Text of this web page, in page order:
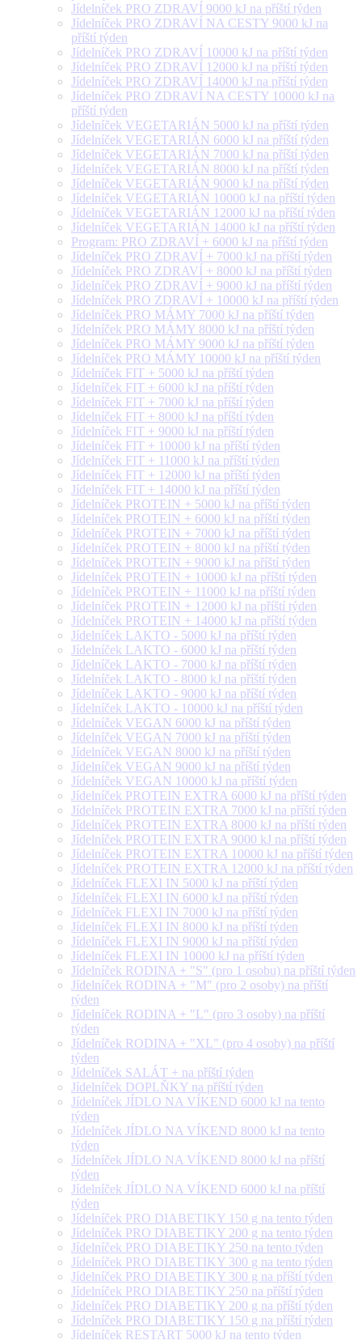
Jídelníček PRO ZDRAVÍ 9000 kJ na příští týden
Jídelníček PRO ZDRAVÍ NA CESTY 9000 kJ na
příští týden
Jídelníček PRO ZDRAVÍ 10000 kJ na příští týden
Jídelníček PRO ZDRAVÍ 12000 kJ na příští týden
Jídelníček PRO ZDRAVÍ 14000 kJ na příští týden
Jídelníček PRO ZDRAVÍ NA CESTY 10000 kJ na
příští týden
Jídelníček VEGETARIÁN 5000 kJ na příští týden
Jídelníček VEGETARIÁN 6000 kJ na příští týden
Jídelníček VEGETARIÁN 7000 kJ na příští týden
Jídelníček VEGETARIÁN 8000 kJ na příští týden
Jídelníček VEGETARIÁN 9000 kJ na příští týden
Jídelníček VEGETARIÁN 10000 kJ na příští týden
Jídelníček VEGETARIÁN 12000 kJ na příští týden
Jídelníček VEGETARIÁN 14000 kJ na příští týden
Program: PRO ZDRAVÍ + 6000 kJ na příští týden
Jídelníček PRO ZDRAVÍ + 7000 kJ na příští týden
Jídelníček PRO ZDRAVÍ + 8000 kJ na příští týden
Jídelníček PRO ZDRAVÍ + 9000 kJ na příští týden
Jídelníček PRO ZDRAVÍ + 10000 kJ na příští týden
Jídelníček PRO MÁMY 7000 kJ na příští týden
Jídelníček PRO MÁMY 8000 kJ na příští týden
Jídelníček PRO MÁMY 9000 kJ na příští týden
Jídelníček PRO MÁMY 10000 kJ na příští týden
Jídelníček FIT + 5000 kJ na příští týden
Jídelníček FIT + 6000 kJ na příští týden
Jídelníček FIT + 7000 kJ na příští týden
Jídelníček FIT + 8000 kJ na příští týden
Jídelníček FIT + 9000 kJ na příští týden
Jídelníček FIT + 10000 kJ na příští týden
Jídelníček FIT + 11000 kJ na příští týden
Jídelníček FIT + 12000 kJ na příští týden
Jídelníček FIT + 14000 kJ na příští týden
Jídelníček PROTEIN + 5000 kJ na příští týden
Jídelníček PROTEIN + 6000 kJ na příští týden
Jídelníček PROTEIN + 7000 kJ na příští týden
Jídelníček PROTEIN + 8000 kJ na příští týden
Jídelníček PROTEIN + 9000 kJ na příští týden
Jídelníček PROTEIN + 10000 kJ na příští týden
Jídelníček PROTEIN + 11000 kJ na příští týden
Jídelníček PROTEIN + 12000 kJ na příští týden
Jídelníček PROTEIN + 14000 kJ na příští týden
Jídelníček LAKTO - 5000 kJ na příští týden
Jídelníček LAKTO - 6000 kJ na příští týden
Jídelníček LAKTO - 7000 kJ na příští týden
Jídelníček LAKTO - 8000 kJ na příští týden
Jídelníček LAKTO - 9000 kJ na příští týden
Jídelníček LAKTO - 10000 kJ na příští týden
Jídelníček VEGAN 6000 kJ na příští týden
Jídelníček VEGAN 7000 kJ na příští týden
Jídelníček VEGAN 8000 kJ na příští týden
Jídelníček VEGAN 9000 kJ na příští týden
Jídelníček VEGAN 10000 kJ na příští týden
Jídelníček PROTEIN EXTRA 6000 kJ na příští týden
Jídelníček PROTEIN EXTRA 7000 kJ na příští týden
Jídelníček PROTEIN EXTRA 8000 kJ na příští týden
Jídelníček PROTEIN EXTRA 9000 kJ na příští týden
Jídelníček PROTEIN EXTRA 10000 kJ na příští týden
Jídelníček PROTEIN EXTRA 12000 kJ na příští týden
Jídelníček FLEXI IN 5000 kJ na příští týden
Jídelníček FLEXI IN 6000 kJ na příští týden
Jídelníček FLEXI IN 7000 kJ na příští týden
Jídelníček FLEXI IN 8000 kJ na příští týden
Jídelníček FLEXI IN 9000 kJ na příští týden
Jídelníček FLEXI IN 10000 kJ na příští týden
Jídelníček RODINA + "S" (pro 1 osobu) na příští týden
Jídelníček RODINA + "M" (pro 2 osoby) na příští
týden
Jídelníček RODINA + "L" (pro 3 osoby) na příští
týden
Jídelníček RODINA + "XL" (pro 4 osoby) na příští
týden
Jídelníček SALÁT + na příští týden
Jídelníček DOPLŇKY na příští týden
Jídelníček JÍDLO NA VÍKEND 6000 kJ na tento
týden
Jídelníček JÍDLO NA VÍKEND 8000 kJ na tento
týden
Jídelníček JÍDLO NA VÍKEND 8000 kJ na příští
týden
Jídelníček JÍDLO NA VÍKEND 6000 kJ na příští
týden
Jídelníček PRO DIABETIKY 150 g na tento týden
Jídelníček PRO DIABETIKY 200 g na tento týden
Jídelníček PRO DIABETIKY 250 na tento týden
Jídelníček PRO DIABETIKY 300 g na tento týden
Jídelníček PRO DIABETIKY 300 g na příští týden
Jídelníček PRO DIABETIKY 250 na příští týden
Jídelníček PRO DIABETIKY 200 g na příští týden
Jídelníček PRO DIABETIKY 150 g na příští týden
Jídelníček RESTART 5000 kJ na tento týden